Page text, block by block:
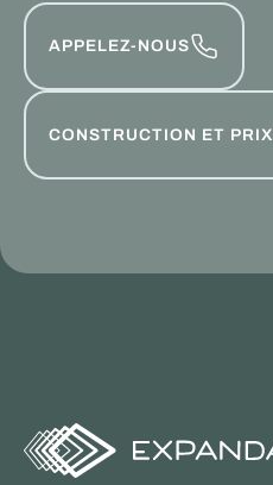
APPELEZ-NOUS
CONSTRUCTION ET PRIX